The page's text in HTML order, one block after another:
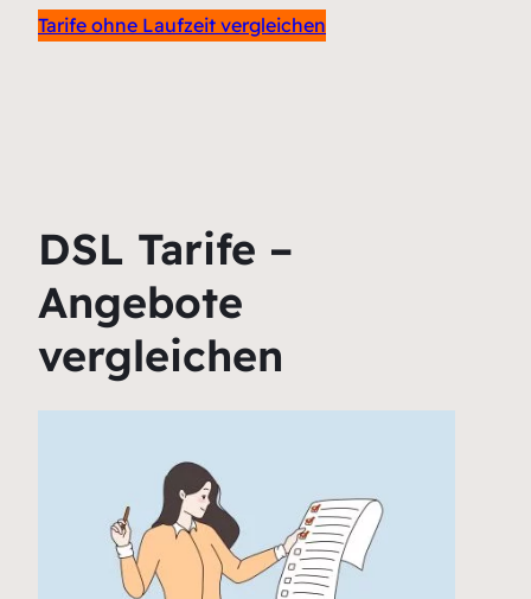
Tarife ohne Laufzeit vergleichen
DSL Tarife –
Angebote
vergleichen